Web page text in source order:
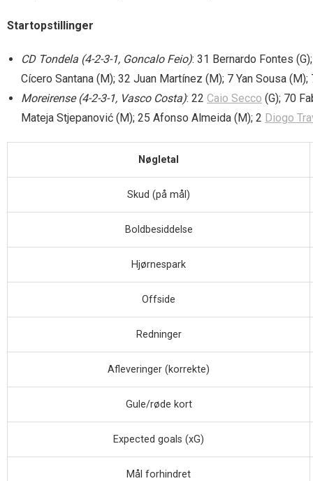
Startopstillinger
CD Tondela (4-2-3-1, Goncalo Feio): 31 Bernardo Fontes
Cícero Santana (M); 32 Juan Martínez (M); 7 Yan Sousa
Moreirense (4-2-3-1, Vasco Costa): 22 Caio Secco (G); 70
Mateja Stjepanović (M); 25 Afonso Almeida (M); 2 Diogo
Nøgletal
Skud (på mål)
Boldbesiddelse
Hjørnespark
Offside
Redninger
Afleveringer (korrekte)
Gule/røde kort
Expected goals (xG)
Mål forhindret